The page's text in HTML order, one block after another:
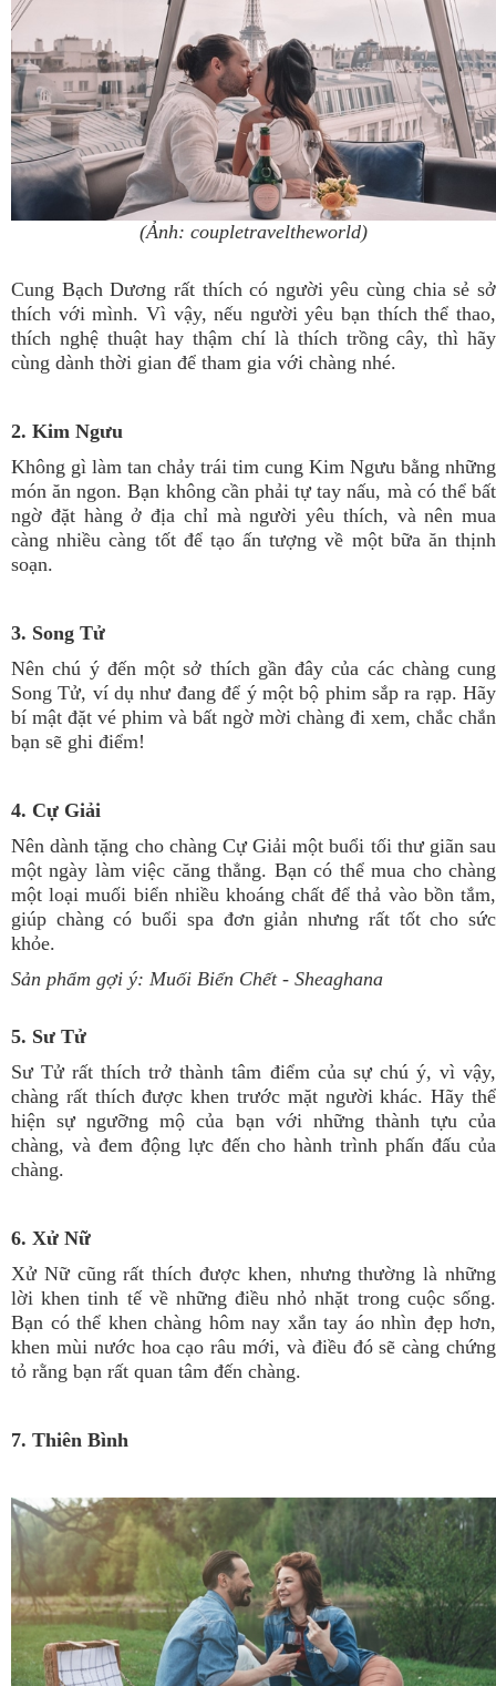
(Ảnh: coupletraveltheworld)
Cung Bạch Dương rất thích có người yêu cùng chia sẻ sở
thích với mình. Vì vậy, nếu người yêu bạn thích thể thao,
thích nghệ thuật hay thậm chí là thích trồng cây, thì hãy
cùng dành thời gian để tham gia với chàng nhé.
2. Kim Ngưu
Không gì làm tan chảy trái tim cung Kim Ngưu bằng những
món ăn ngon. Bạn không cần phải tự tay nấu, mà có thể bất
ngờ đặt hàng ở địa chỉ mà người yêu thích, và nên mua
càng nhiều càng tốt để tạo ấn tượng về một bữa ăn thịnh
soạn.
3. Song Tử
Nên chú ý đến một sở thích gần đây của các chàng cung
Song Tử, ví dụ như đang để ý một bộ phim sắp ra rạp. Hãy
bí mật đặt vé phim và bất ngờ mời chàng đi xem, chắc chắn
bạn sẽ ghi điểm!
4. Cự Giải
Nên dành tặng cho chàng Cự Giải một buổi tối thư giãn sau
một ngày làm việc căng thẳng. Bạn có thể mua cho chàng
một loại muối biển nhiều khoáng chất để thả vào bồn tắm,
giúp chàng có buổi spa đơn giản nhưng rất tốt cho sức
khỏe.
Sản phẩm gợi ý: Muối Biển Chết- Sheaghana
5. Sư Tử
Sư Tử rất thích trở thành tâm điểm của sự chú ý, vì vậy,
chàng rất thích được khen trước mặt người khác. Hãy thể
hiện sự ngưỡng mộ của bạn với những thành tựu của
chàng, và đem động lực đến cho hành trình phấn đấu của
chàng.
6. Xử Nữ
Xử Nữ cũng rất thích được khen, nhưng thường là những
lời khen tinh tế về những điều nhỏ nhặt trong cuộc sống.
Bạn có thể khen chàng hôm nay xắn tay áo nhìn đẹp hơn,
khen mùi nước hoa cạo râu mới, và điều đó sẽ càng chứng
tỏ rằng bạn rất quan tâm đến chàng.
7. Thiên Bình